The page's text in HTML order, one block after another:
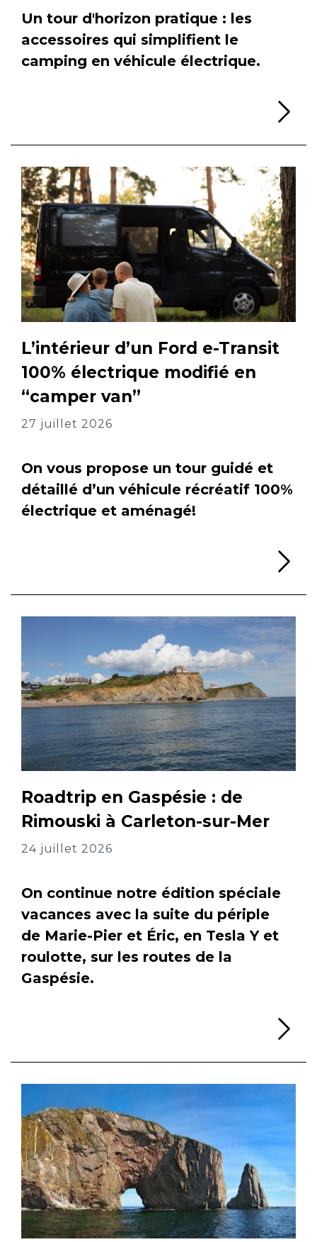
Un tour d'horizon pratique : les
accessoires qui simplifient le
camping en véhicule électrique.
L’intérieur d’un Ford e-Transit
100% électrique modifié en
“camper van”
27 juillet 2026
On vous propose un tour guidé et
détaillé d’un véhicule récréatif 100%
électrique et aménagé!
Roadtrip en Gaspésie : de
Rimouski à Carleton-sur-Mer
24 juillet 2026
On continue notre édition spéciale
vacances avec la suite du périple
de Marie-Pier et Éric, en Tesla Y et
roulotte, sur les routes de la
Gaspésie.